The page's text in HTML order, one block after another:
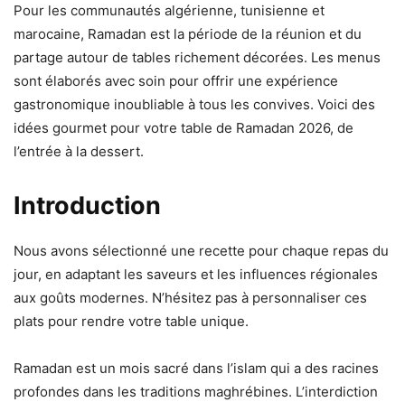
Pour les communautés algérienne, tunisienne et
marocaine, Ramadan est la période de la réunion et du
partage autour de tables richement décorées. Les menus
sont élaborés avec soin pour offrir une expérience
gastronomique inoubliable à tous les convives. Voici des
idées gourmet pour votre table de Ramadan 2026, de
l’entrée à la dessert.
Introduction
Nous avons sélectionné une recette pour chaque repas du
jour, en adaptant les saveurs et les influences régionales
aux goûts modernes. N’hésitez pas à personnaliser ces
plats pour rendre votre table unique.
Ramadan est un mois sacré dans l’islam qui a des racines
profondes dans les traditions maghrébines. L’interdiction